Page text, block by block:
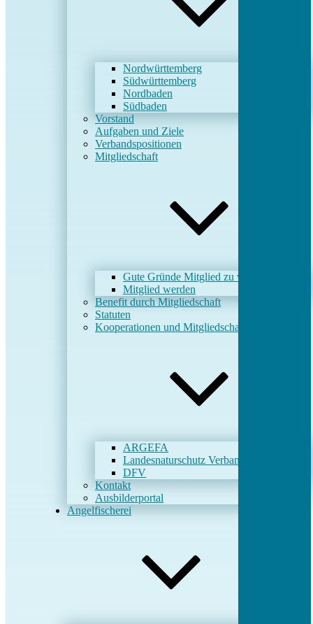
Nordwürttemberg
Südwürttemberg
Nordbaden
Südbaden
Vorstand
Aufgaben und Ziele
Verbandspositionen
Mitgliedschaft
Gute Gründe Mitglied zu werden
Mitglied werden
Benefit durch Mitgliedschaft
Statuten
Kooperationen und Mitgliedschaften
ARGEFA
Landesnaturschutz Verband (LNV)
DFV
Kontakt
Ausbilderportal
Angelfischerei